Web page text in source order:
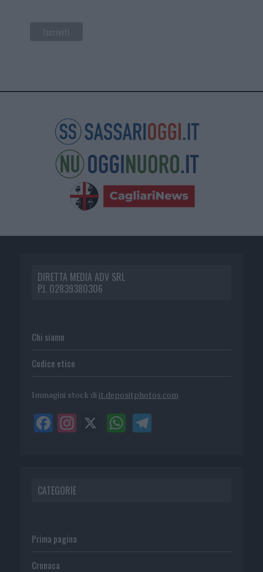
DIRETTA MEDIA ADV SRL
P.I. 02839380306
Chi siamo
Codice etico
Immagini stock di it.depositphotos.com
CATEGORIE
Prima pagina
Cronaca